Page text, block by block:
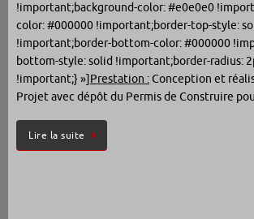
!important;background-color: #e0e0e0
color: #000000 !important;border-top-style:
!important;border-bottom-color: #000000
bottom-style: solid !important;border-radius:
!important;} »] Prestation :Conception et
Projet avec dépôt du Permis de Construire
Lire la suite